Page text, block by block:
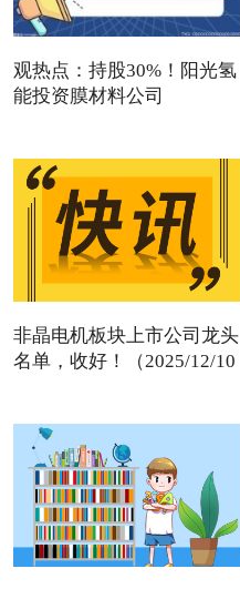
观热点：持股30%！阳光氢
能投资膜材料公司
非晶电机板块上市公司龙头
名单，收好！（2025/12/10